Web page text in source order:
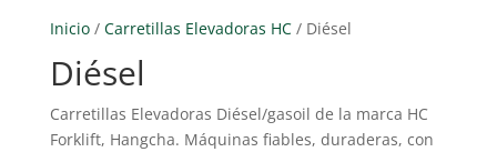
Inicio/ Carretillas Elevadoras HC/ Diésel
Diésel
Carretillas Elevadoras Diésel/gasoil de la marca HC
Forklift, Hangcha. Máquinas fiables, duraderas, con